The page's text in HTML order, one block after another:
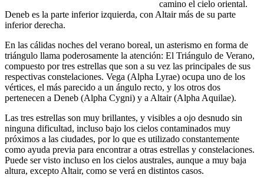
camino el cielo oriental.
Deneb es la parte inferior izquierda, con Altair más de su parte
inferior derecha.
En las cálidas noches del verano boreal, un asterismo en forma de
triángulo llama poderosamente la atención: El Triángulo de Verano,
compuesto por tres estrellas que son a su vez las principales de sus
respectivas constelaciones. Vega (Alpha Lyrae) ocupa uno de los
vértices, el más parecido a un ángulo recto, y los otros dos
pertenecen a Deneb (Alpha Cygni) y a Altair (Alpha Aquilae).
Las tres estrellas son muy brillantes, y visibles a ojo desnudo sin
ninguna dificultad, incluso bajo los cielos contaminados muy
próximos a las ciudades, por lo que es utilizado constantemente
como ayuda previa para encontrar a otras estrellas y constelaciones.
Puede ser visto incluso en los cielos australes, aunque a muy baja
altura, excepto Altair, como se verá en distintos casos.